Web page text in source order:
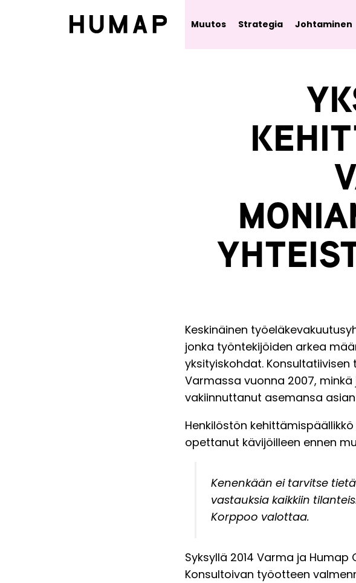
Muutos Strategia Johtaminen
Keskinäinen
jonka työntekijöiden arkea
yksityiskohdat.
Varmassa vuonna 2007,
vakiinnuttanut asemansa
Henkilöstön kehittämispäällikkö
opettanut kävijöilleen ennen
Kenenkään ei tarvitse
vastauksia kaikkiin
Korppoo valottaa.
Syksyllä 2014 Varma ja
Konsultoivan työotteen